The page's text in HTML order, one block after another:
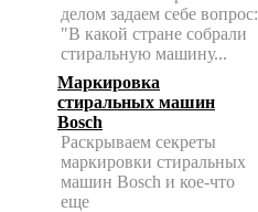
делом задаем себе вопрос:
"В какой стране собрали
стиральную машину...
Маркировка
стиральных машин
Bosch
Раскрываем секреты
маркировки стиральных
машин Bosch и кое-что
еще